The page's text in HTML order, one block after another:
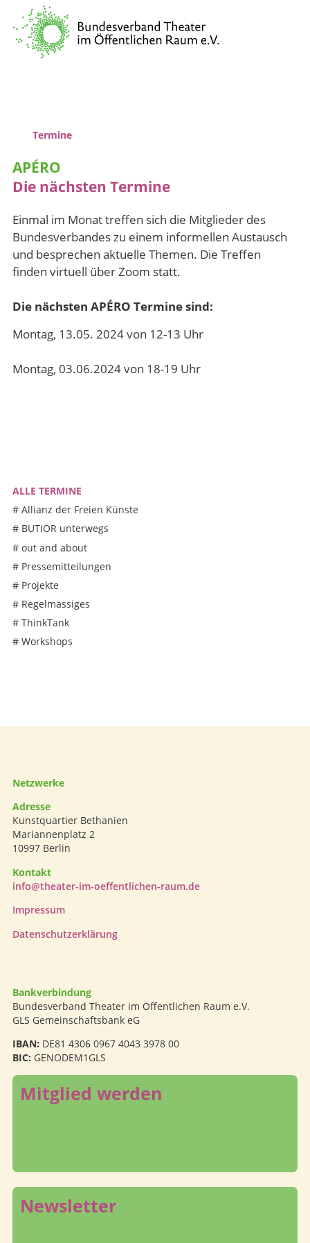
Verband
Vernetzung & Kommunikation
Termine
APÉRO
Die nächsten Termine
Einmal im Monat treffen sich die Mitglieder des
Bundesverbandes zu einem informellen Austausch
und besprechen aktuelle Themen. Die Treffen
finden virtuell über Zoom statt.
Die nächsten APÉRO Termine sind:
Montag, 13.05. 2024 von 12-13 Uhr
Montag, 03.06.2024 von 18-19 Uhr
ALLE TERMINE
# Allianz der Freien Künste
# BUTIÖR unterwegs
# out and about
# Pressemitteilungen
# Projekte
# Regelmässiges
# ThinkTank
# Workshops
Netzwerke
Adresse
Kunstquartier Bethanien
Mariannenplatz 2
10997 Berlin
Kontakt
info@theater-im-oeffentlichen-raum.de
Impressum
Datenschutzerklärung
Bankverbindung
Bundesverband Theater im Öffentlichen Raum e.V.
GLS Gemeinschaftsbank eG
IBAN: DE81 4306 0967 4043 3978 00
BIC: GENODEM1GLS
Mitglied werden
Newsletter